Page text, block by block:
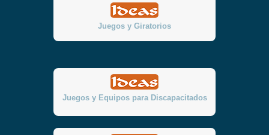
Juegos y Giratorios
Juegos y Equipos para Discapacitados